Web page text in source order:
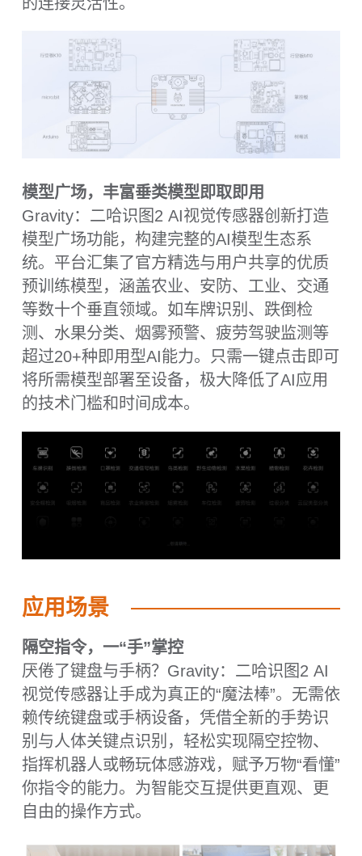
化身MCP服务器，赋予Agent“情境感知力”
的实时情境感知能力，能够深度理解复杂场
景中的人物行为与操作细节。通过构建精准
的"情境模型"，不仅能识别人员身份和操作动
作，更能基于内置的专家规则库进行即时风
险判断与预警，实现从感知到决策的全程智
能化安全监护。
加入二哈识图2​微信群，与更多开
发者，共创AI视觉新玩法​
为了释放手中6TOPS算力的全部潜能！创建
了二哈识图2开发者​专属交流微信群阵地，无
​​添加时请备注：二哈识图2​
温馨提示：人工审核入群，过滤广告骚扰，
确保社群纯净。请放心添加。